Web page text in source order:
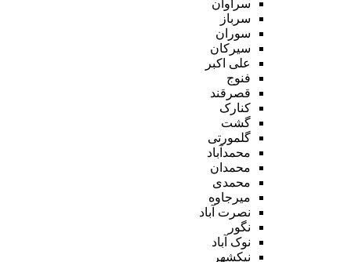
سراوان
سرباز
سوران
سیرکان
علی اکبر
فنوج
قصرقند
کنارک
گشت
گلمورتی
محمدآباد
محمدان
محمدی
میرجاوه
نصرت آباد
نگور
نوک آباد
نیکشهر